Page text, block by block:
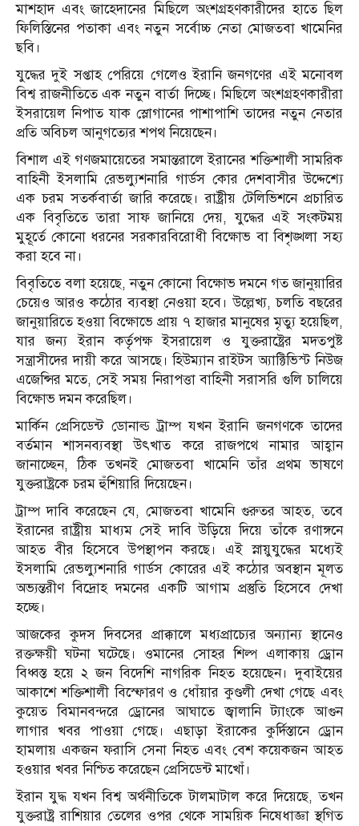
মাশহাদ এবং জাহেদানের মিছিলে অংশগ্রহণকারীদের হাতে ছিল
ফিলিস্তিনের পতাকা এবং নতুন সর্বোচ্চ নেতা মোজতবা খামেনির
ছবি।
যুদ্ধের দুই সপ্তাহ পেরিয়ে গেলেও ইরানি জনগণের এই মনোবল
বিশ্ব রাজনীতিতে এক নতুন বার্তা দিচ্ছে। মিছিলে অংশগ্রহণকারীরা
ইসরায়েল নিপাত যাক স্লোগানের পাশাপাশি তাদের নতুন নেতার
প্রতি অবিচল আনুগত্যের শপথ নিয়েছেন।
বিশাল এই গণজমায়েতের সমান্তরালে ইরানের শক্তিশালী সামরিক
বাহিনী ইসলামি রেভল্যুশনারি গার্ডস কোর দেশবাসীর উদ্দেশ্যে
এক চরম সতর্কবার্তা জারি করেছে। রাষ্ট্রীয় টেলিভিশনে প্রচারিত
এক বিবৃতিতে তারা সাফ জানিয়ে দেয়, যুদ্ধের এই সংকটময়
মুহূর্তে কোনো ধরনের সরকারবিরোধী বিক্ষোভ বা বিশৃঙ্খলা সহ্য
করা হবে না।
বিবৃতিতে বলা হয়েছে, নতুন কোনো বিক্ষোভ দমনে গত জানুয়ারির
চেয়েও আরও কঠোর ব্যবস্থা নেওয়া হবে। উল্লেখ্য, চলতি বছরের
জানুয়ারিতে হওয়া বিক্ষোভে প্রায় ৭ হাজার মানুষের মৃত্যু হয়েছিল,
যার জন্য ইরান কর্তৃপক্ষ ইসরায়েল ও যুক্তরাষ্ট্রের মদতপুষ্ট
সন্ত্রাসীদের দায়ী করে আসছে। হিউম্যান রাইটস অ্যাক্টিভিস্ট নিউজ
এজেন্সির মতে, সেই সময় নিরাপত্তা বাহিনী সরাসরি গুলি চালিয়ে
বিক্ষোভ দমন করেছিল।
মার্কিন প্রেসিডেন্ট ডোনাল্ড ট্রাম্প যখন ইরানি জনগণকে তাদের
বর্তমান শাসনব্যবস্থা উৎখাত করে রাজপথে নামার আহ্বান
জানাচ্ছেন, ঠিক তখনই মোজতবা খামেনি তাঁর প্রথম ভাষণে
যুক্তরাষ্ট্রকে চরম হুঁশিয়ারি দিয়েছেন।
ট্রাম্প দাবি করেছেন যে, মোজতবা খামেনি গুরুতর আহত, তবে
ইরানের রাষ্ট্রীয় মাধ্যম সেই দাবি উড়িয়ে দিয়ে তাঁকে রণাঙ্গনে
আহত বীর হিসেবে উপস্থাপন করছে। এই স্নায়ুযুদ্ধের মধ্যেই
ইসলামি রেভল্যুশনারি গার্ডস কোরের এই কঠোর অবস্থান মূলত
অভ্যন্তরীণ বিদ্রোহ দমনের একটি আগাম প্রস্তুতি হিসেবে দেখা
হচ্ছে।
আজকের কুদস দিবসের প্রাক্কালে মধ্যপ্রাচ্যের অন্যান্য স্থানেও
রক্তক্ষয়ী ঘটনা ঘটেছে। ওমানের সোহর শিল্প এলাকায় ড্রোন
বিধ্বস্ত হয়ে ২ জন বিদেশি নাগরিক নিহত হয়েছেন। দুবাইয়ের
আকাশে শক্তিশালী বিস্ফোরণ ও ধোঁয়ার কুণ্ডলী দেখা গেছে এবং
কুয়েত বিমানবন্দরে ড্রোনের আঘাতে জ্বালানি ট্যাংকে আগুন
লাগার খবর পাওয়া গেছে। এছাড়া ইরাকের কুর্দিস্তানে ড্রোন
হামলায় একজন ফরাসি সেনা নিহত এবং বেশ কয়েকজন আহত
হওয়ার খবর নিশ্চিত করেছেন প্রেসিডেন্ট মাখোঁ।
ইরান যুদ্ধ যখন বিশ্ব অর্থনীতিকে টালমাটাল করে দিয়েছে, তখন
যুক্তরাষ্ট্র রাশিয়ার তেলের ওপর থেকে সাময়িক নিষেধাজ্ঞা স্থগিত